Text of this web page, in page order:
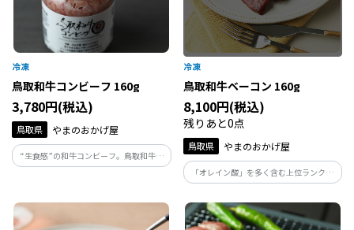
鳥取和牛コンビーフ 160g
3,780円(税込)
鳥取県 やまのおかげ屋
“生食感”の和牛コンビーフ。鳥取和牛の
極上の旨みと甘みが口いっぱいにご堪能
鳥取和牛ベーコン 160g
8,100円(税込)
残りあと0点
鳥取県 やまのおかげ屋
「オレイン酸」を多く含む上位ランクの
鳥取和牛を使用した霜降りの入った高級
ベーコン